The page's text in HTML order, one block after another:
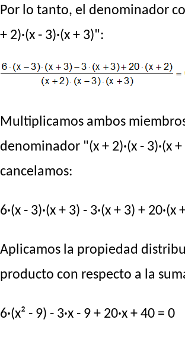
Por lo tanto, el denominador
+ 2)·(x - 3)·(x + 3)":
Multiplicamos ambos
denominador "(x + 2)·(x - 3)·(x
cancelamos:
6·(x - 3)·(x + 3) - 3·(x + 3) + 20·(x
Aplicamos la propiedad
producto con respecto a la
6·(x² - 9) - 3·x - 9 + 20·x + 40 = 0